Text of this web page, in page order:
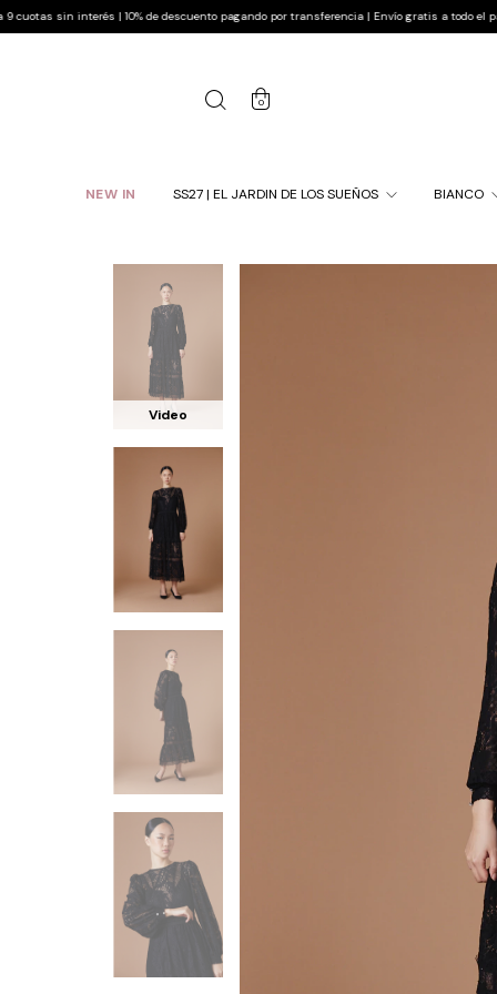
| 10% de descuento pagando por transferencia | Envío gratis a todo el país Hasta
0
NEW IN SS27 | EL JARDIN DE LOS SUEÑOS BIANCO
Video